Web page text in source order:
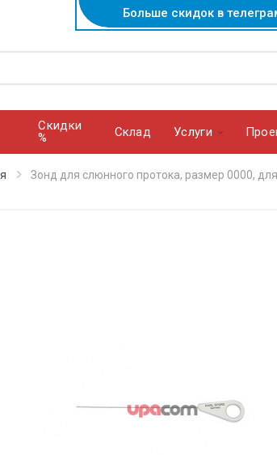
Больше скидок в
Скидки
%
Cклад Услуги
Зонд для слюнного протока, размер 0000,